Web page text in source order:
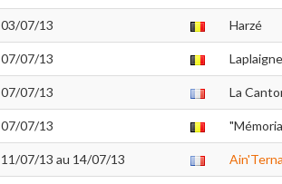
03/07/13 Harzé
07/07/13 Laplaigne
07/07/13 La
07/07/13
11/07/13 au 14/07/13